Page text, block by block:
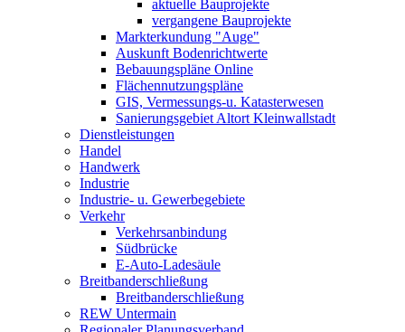
aktuelle Bauprojekte
vergangene Bauprojekte
Markterkundung "Auge"
Auskunft Bodenrichtwerte
Bebauungspläne Online
Flächennutzungspläne
GIS, Vermessungs-u. Katasterwesen
Sanierungsgebiet Altort Kleinwallstadt
Dienstleistungen
Handel
Handwerk
Industrie
Industrie- u. Gewerbegebiete
Verkehr
Verkehrsanbindung
Südbrücke
E-Auto-Ladesäule
Breitbanderschließung
Breitbanderschließung
REW Untermain